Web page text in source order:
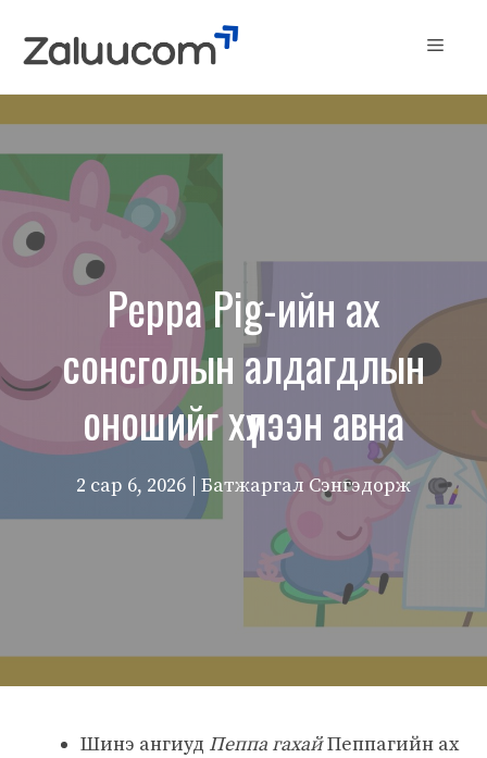
Menu
Peppa Pig-ийн ах
сонсголын алдагдлын
оношийг хүлээн авна
2 сар 6, 2026 | Батжаргал Сэнгэдорж
Шинэ ангиуд Пеппа гахайПеппагийн ах